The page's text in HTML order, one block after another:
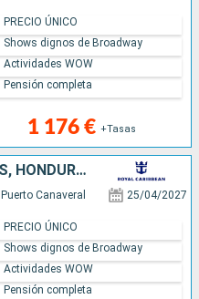
1 176 € +Tasas
PRECIO ÚNICO
Shows dignos de Broadway
Actividades WOW
Pensión completa
ESTADOS UNIDOS, BAHAMAS, HONDURAS, MÉXICO
Puerto Canaveral 25/04/2027
PRECIO ÚNICO
Shows dignos de Broadway
Actividades WOW
Pensión completa